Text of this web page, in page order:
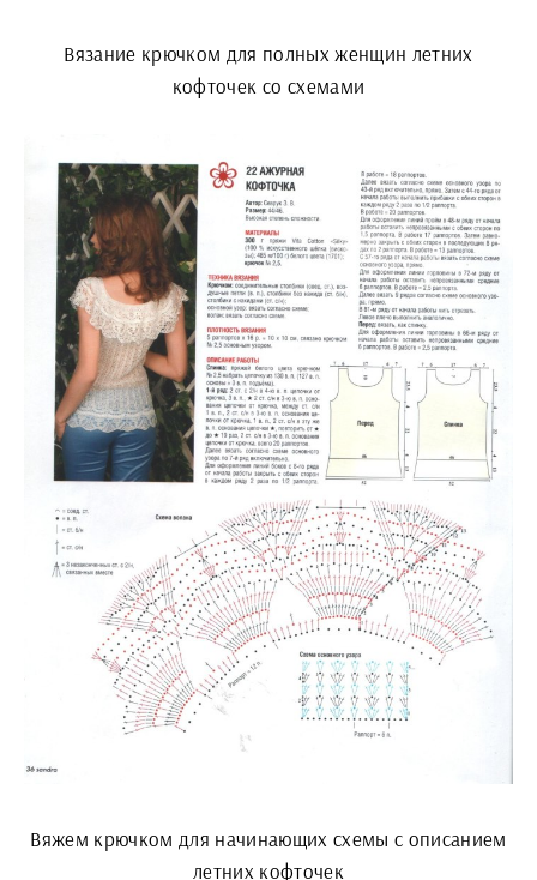
Вязание крючком для полных женщин летних
кофточек со схемами
Вяжем крючком для начинающих схемы с описанием
летних кофточек